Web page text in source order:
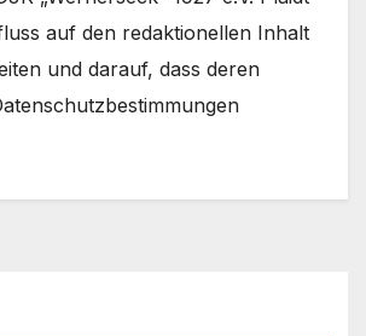
auf den redaktionellen Inhalt
und darauf, dass deren